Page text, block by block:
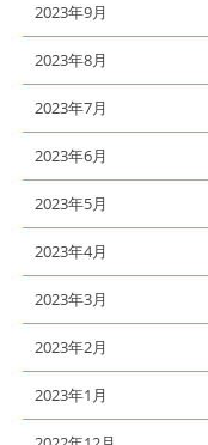
2023年9月
2023年8月
2023年7月
2023年6月
2023年5月
2023年4月
2023年3月
2023年2月
2023年1月